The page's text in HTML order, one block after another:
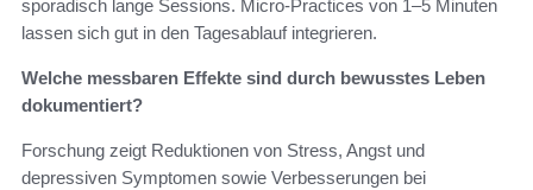
sporadisch lange Sessions. Micro‑Practices von 1–5 Minuten
lassen sich gut in den Tagesablauf integrieren.
Welche messbaren Effekte sind durch bewusstes Leben
dokumentiert?
Forschung zeigt Reduktionen von Stress, Angst und
depressiven Symptomen sowie Verbesserungen bei